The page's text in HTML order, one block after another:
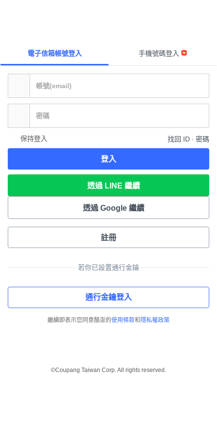
電子信箱帳號登入 手機號碼登入
保持登入 找回 ID ∙ 密碼
登入
透過 LINE 繼續
透過 Google 繼續
註冊
若你已設置通行金鑰
通行金鑰登入
繼續即表示您同意酷澎的使用條款和 隱私權政策
©Coupang Taiwan Corp. All rights reserved.